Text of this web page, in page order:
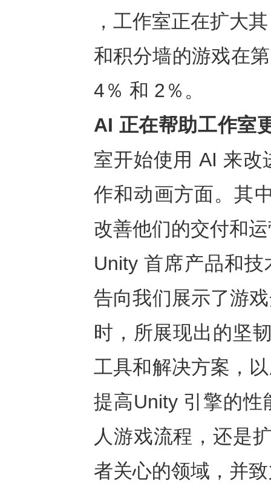
，工作室正在扩大
和积分墙的游戏在
4％ 和 2％。
AI 正在帮助工作室
室开始使用 AI 来改
作和动画方面。其
改善他们的交付和
Unity 首席产品和
告向我们展示了游
时，所展现出的坚
工具和解决方案，
提高Unity 引擎的
人游戏流程，还是
者关心的领域，并